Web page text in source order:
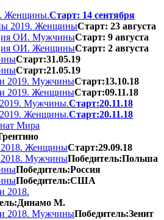
Женщины.Старт: 14 сентября
2019. ЖенщиныСтарт: 23 августа
ОИ. МужчиныСтарт: 9 августа
ОИ. ЖенщиныСтарт: 2 августа
Старт:31.05.19
Старт:21.05.19
2019. МужчиныСтарт:13.10.18
2019. ЖенщиныСтарт:09.11.18
Мужчины.Старт:20.11.18
Женщины.Старт:20.11.18
Мира
ЖенщиныСтарт:29.09.18
МужчиныПобедитель:Польша
Победитель:Россия
Победитель:США
2018.
М.
2018. МужчиныПобедитель:Зенит